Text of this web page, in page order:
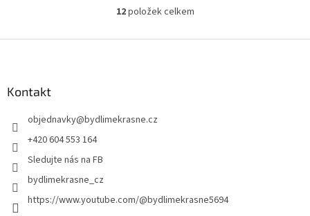
O
l
p
ý
12položek celkem
Kontakt
objednavky@bydlimekrasne.cz
+420 604 553 164
Sledujte nás na FB
bydlimekrasne_cz
https://www.youtube.com/@bydlimekrasne5694